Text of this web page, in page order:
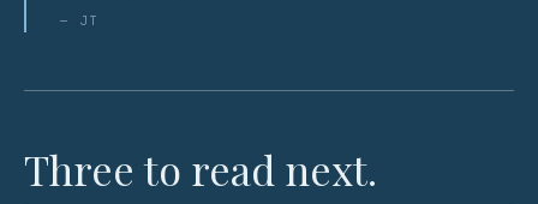
— JT
Three to read next.